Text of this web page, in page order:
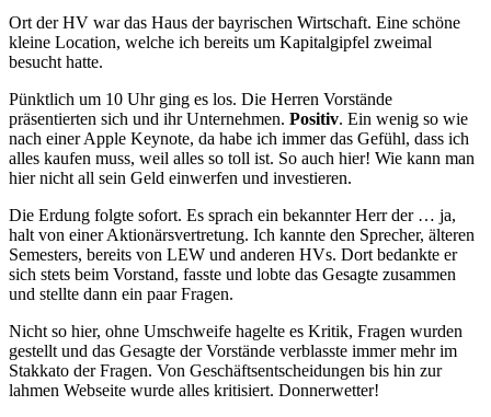
Ort der HV war das Haus der bayrischen Wirtschaft. Eine schöne
kleine Location, welche ich bereits um Kapitalgipfel zweimal
besucht hatte.
Pünktlich um 10 Uhr ging es los. Die Herren Vorstände
präsentierten sich und ihr Unternehmen. Positiv. Ein wenig so wie
nach einer Apple Keynote, da habe ich immer das Gefühl, dass ich
alles kaufen muss, weil alles so toll ist. So auch hier! Wie kann man
hier nicht all sein Geld einwerfen und investieren.
Die Erdung folgte sofort. Es sprach ein bekannter Herr der … ja,
halt von einer Aktionärsvertretung. Ich kannte den Sprecher, älteren
Semesters, bereits von LEW und anderen HVs. Dort bedankte er
sich stets beim Vorstand, fasste und lobte das Gesagte zusammen
und stellte dann ein paar Fragen.
Nicht so hier, ohne Umschweife hagelte es Kritik, Fragen wurden
gestellt und das Gesagte der Vorstände verblasste immer mehr im
Stakkato der Fragen. Von Geschäftsentscheidungen bis hin zur
lahmen Webseite wurde alles kritisiert. Donnerwetter!